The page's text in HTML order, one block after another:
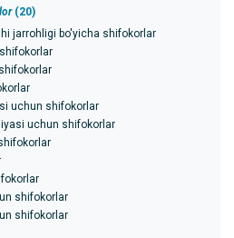
(20)
jarrohligi bo'yicha shifokorlar
uchun shifokorlar
uchun shifokorlar
shifokorlar
shifokorlar